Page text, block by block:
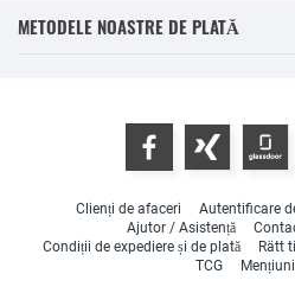
METODELE NOASTRE DE PLATĂ
Clienți de afaceri Autentificare
Ajutor / Asistență
Condiții de expediere și de plată
Rätt
TCG